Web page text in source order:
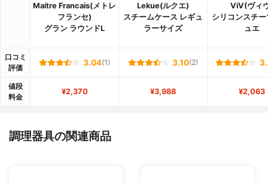
Maitre Francais(メトレ
フランセ)
グラン ラウンドL
Lekue(ルクエ)
スチームケース レギュ
ラーサイズ
ViV(ヴィ
シリコンスチー
ュエ
口コミ
評価
3.04(1) 3.10(2)
値段
料金
¥2,370 ¥3,988 ¥2,063
調理器具の関連商品